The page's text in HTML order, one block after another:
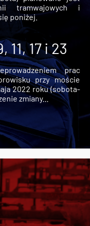
tramwajowych i
poniżej.
17 i 23
prac
przy moście
2022 roku (sobota-
zmiany...